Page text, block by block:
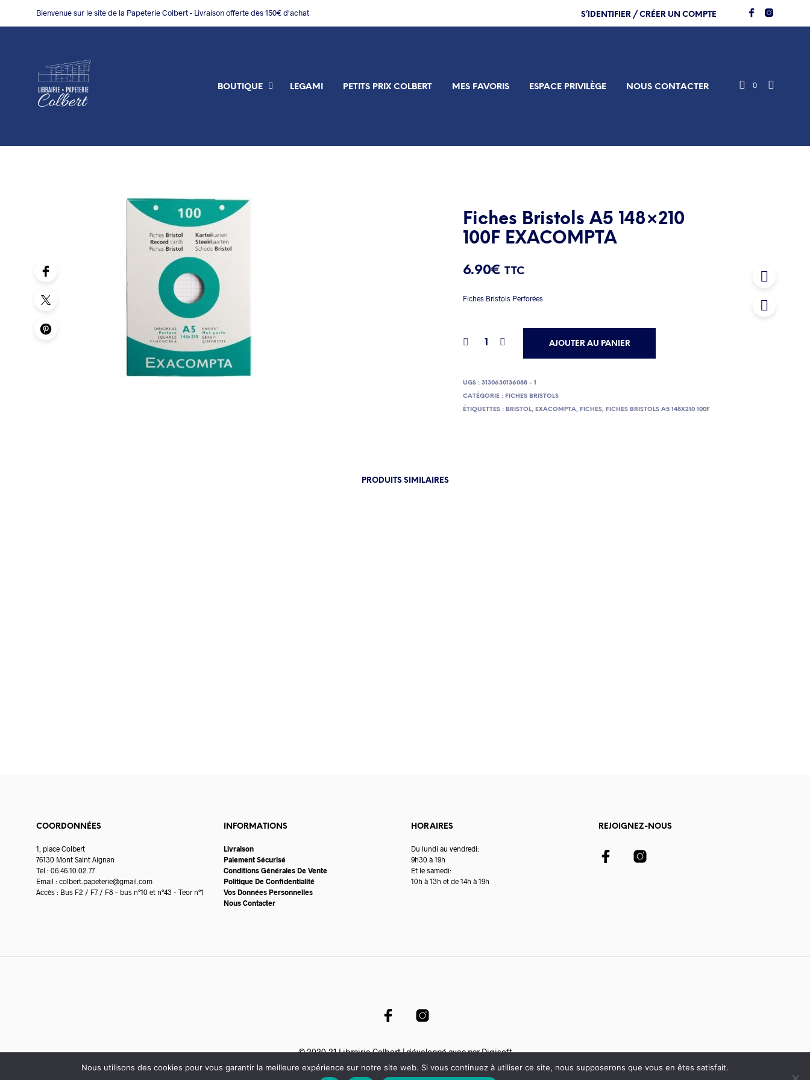
Bienvenue sur le site de la Papeterie Colbert - Livraison offerte dès 150€ d'achat S’IDENTIFIER / CRÉER UN COMPTE
BOUTIQUE LEGAMI PETITS PRIX COLBERT MES FAVORIS ESPACE PRIVILÈGE NOUS CONTACTER 0
Fiches Bristols A5 148×210
100F EXACOMPTA
6.90€ TTC
Fiches Bristols Perforées
AJOUTER AU PANIER
UGS :3130630136088 - 1
CATÉGORIE : FICHES BRISTOLS
ÉTIQUETTES : BRISTOL, EXACOMPTA, FICHES, FICHES BRISTOLS A5 148X210 100F
PRODUITS SIMILAIRES
COORDONNÉES
1, place Colbert
76130 Mont Saint Aignan
Tel : 06.46.10.02.77
Email : colbert.papeterie@gmail.com
Accès : Bus F2 / F7 / F8 – bus n°10 et n°43 – Teor n°1
INFORMATIONS
Livraison
Paiement Sécurisé
Conditions Générales De Vente
Politique De Confidentialité
Vos Données Personnelles
Nous Contacter
HORAIRES
Du lundi au vendredi:
9h30 à 19h
Et le samedi:
10h à 13h et de 14h à 19h
REJOIGNEZ-NOUS
© 2020-21 Librairie Colbert | développé avec parDigisoft
Nous utilisons des cookies pour vous garantir la meilleure expérience sur notre site web. Si vous continuez à utiliser ce site, nous supposerons que vous en êtes satisfait.